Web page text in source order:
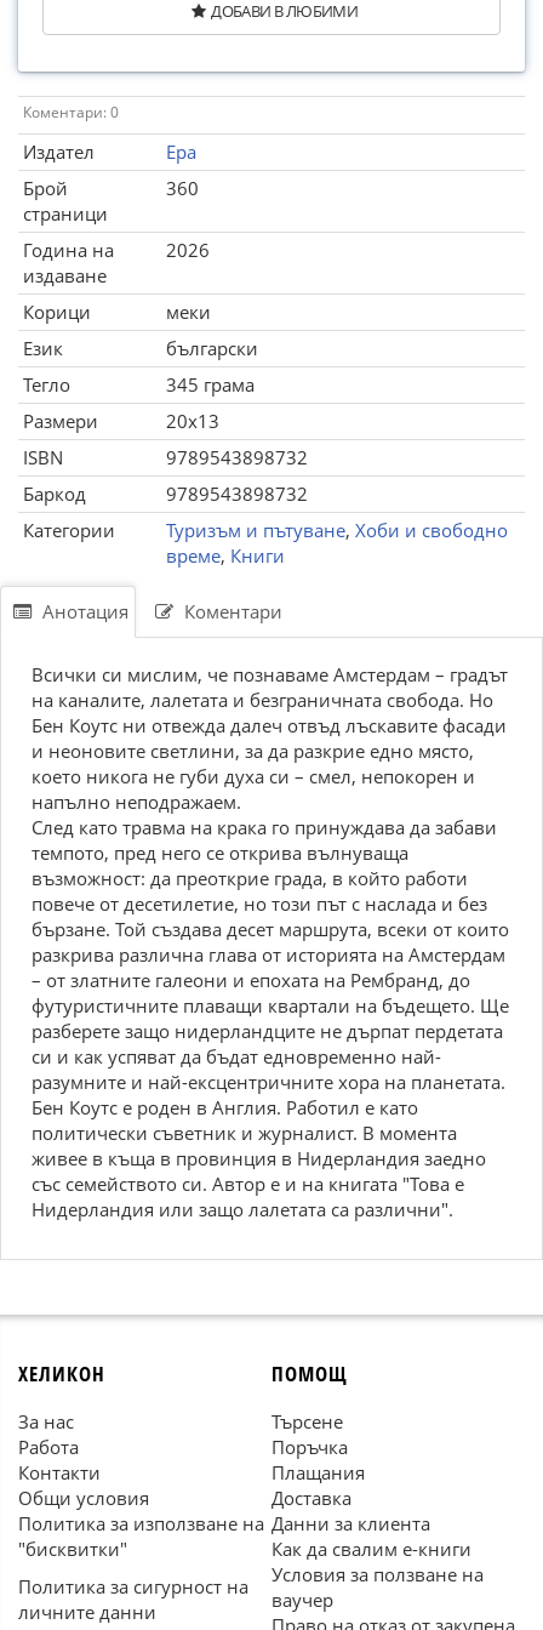
ДОБАВИ В ЛЮБИМИ
Коментари: 0
Издател
Ера
Брой
страници
360
Година на
издаване
2026
Корици
меки
Език
български
Тегло
345 грама
Размери
20x13
ISBN
9789543898732
Баркод
9789543898732
Категории
Туризъм и пътуване, Хоби и свободно
време, Книги
Анотация Коментари
Всички си мислим, че познаваме Амстердам – градът
на каналите, лалетата и безграничната свобода. Но
Бен Коутс ни отвежда далеч отвъд лъскавите фасади
и неоновите светлини, за да разкрие едно място,
което никога не губи духа си – смел, непокорен и
напълно неподражаем.
След като травма на крака го принуждава да забави
темпото, пред него се открива вълнуваща
възможност: да преоткрие града, в който работи
повече от десетилетие, но този път с наслада и без
бързане. Той създава десет маршрута, всеки от които
разкрива различна глава от историята на Амстердам
– от златните галеони и епохата на Рембранд, до
футуристичните плаващи квартали на бъдещето. Ще
разберете защо нидерландците не дърпат пердетата
си и как успяват да бъдат едновременно най-
разумните и най-ексцентричните хора на планетата.
Бен Коутс е роден в Англия. Работил е като
политически съветник и журналист. В момента
живее в къща в провинция в Нидерландия заедно
със семейството си. Автор е и на книгата "Това е
Нидерландия или защо лалетата са различни".
ХЕЛИКОН
За нас
Работа
Контакти
Общи условия
Политика за използване на
"бисквитки"
Политика за сигурност на
личните данни
ПОМОЩ
Търсене
Поръчка
Плащания
Доставка
Данни за клиента
Как да свалим е-книги
Условия за ползване на
ваучер
Право на отказ от закупена